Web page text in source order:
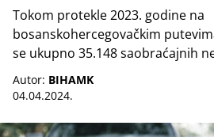
Tokom protekle 2023. godine na
bosanskohercegovačkim
se ukupno 35.148 saobraćajnih
Autor: BIHAMK
04.04.2024.